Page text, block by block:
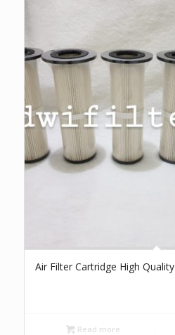
Air Filter Cartridge High Quality
Read more